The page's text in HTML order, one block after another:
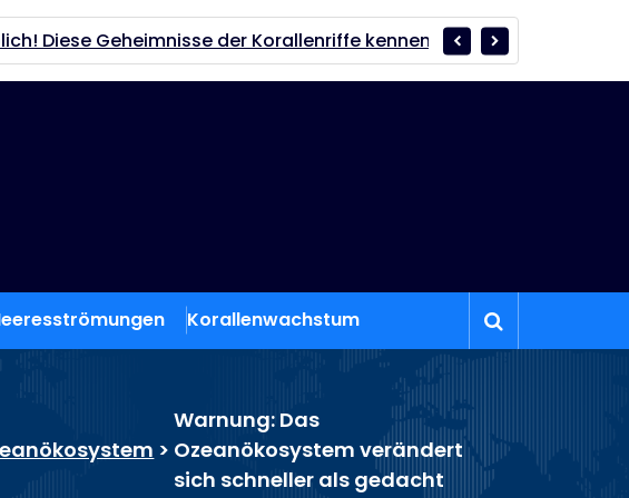
der Korallenriffe kennen nur wenige Der Zauber der
Korallenwachstum
>
Warnung: Das
Ozeanökosystem verändert
sich schneller als gedacht